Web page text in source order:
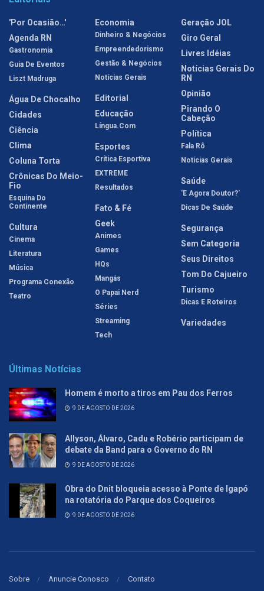
'Por Ocasião…'
Agenda RN
Gastronomia
Guia De Eventos
Liszt Madruga
Água De Chocalho
Cidades
Ciência
Clima
Coluna Torta
Crônicas Do Meio-
Fio
Esquina Do
Continente
Cultura
Cinema
Literatura
Música
Programa Conexão
Teatro
Economia
Dinheiro & Negócios
Empreendedorismo
Gestão & Negócios
Notícias Gerais
Editorial
Educação
Língua.com
Esportes
Crítica Esportiva
EXTREME
Resultados
Fato & Fé
Geek
Animes
Games
HQs
Mangás
O Papai Nerd
Séries
Streaming
Tech
Geração JOL
Giro Geral
Livres Idéias
Notícias Gerais Do
RN
Opinião
Pirando O
Cabeção
Política
Fala Rô
Notícias Gerais
Saúde
'E Agora Doutor?'
Dicas De Saúde
Segurança
Sem Categoria
Seus Direitos
Tom Do Cajueiro
Turismo
Dicas E Roteiros
Variedades
Últimas Notícias
Homem é morto a tiros em Pau dos Ferros
9 DE AGOSTO DE 2026
Allyson, Álvaro, Cadu e Robério participam de
debate da Band para o Governo do RN
9 DE AGOSTO DE 2026
Obra do Dnit bloqueia acesso à Ponte de Igapó
na rotatória do Parque dos Coqueiros
9 DE AGOSTO DE 2026
Sobre Anuncie Conosco Contato